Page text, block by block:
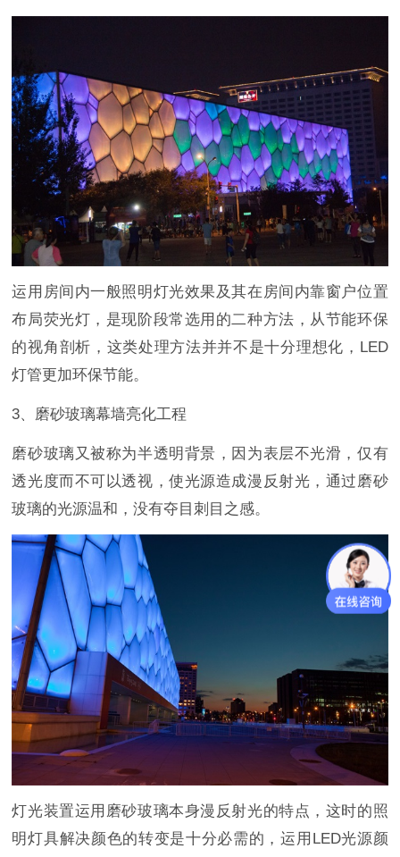
运用房间内一般照明灯光效果及其在房间内靠窗户位置
布局荧光灯，是现阶段常选用的二种方法，从节能环保
的视角剖析，这类处理方法并并不是十分理想化，LED
灯管更加环保节能。
3、磨砂玻璃幕墙亮化工程
磨砂玻璃又被称为半透明背景，因为表层不光滑，仅有
透光度而不可以透视，使光源造成漫反射光，通过磨砂
玻璃的光源温和，没有夺目刺目之感。
灯光装置运用磨砂玻璃本身漫反射光的特点，这时的照
明灯具解决颜色的转变是十分必需的，运用LED光源颜